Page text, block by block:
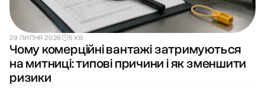
29 ЛИПНЯ 2026 5 ХВ
Чому комерційні вантажі затримуються
на митниці: типові причини і як зменшити
ризики